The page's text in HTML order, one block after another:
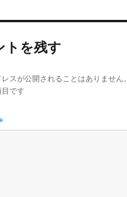
トを残す
スが公開されることはありません。
です